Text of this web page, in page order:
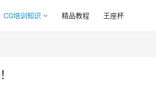
CG培训知识 精品教程 王座杯